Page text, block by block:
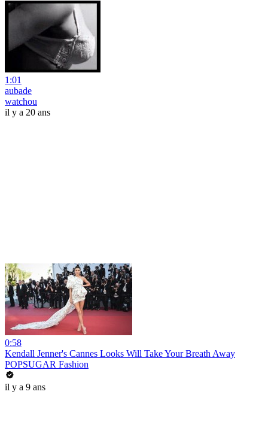
1:01
aubade
watchou
il y a 20 ans
0:58
Kendall Jenner's Cannes Looks Will Take Your Breath Away
POPSUGAR Fashion
il y a 9 ans